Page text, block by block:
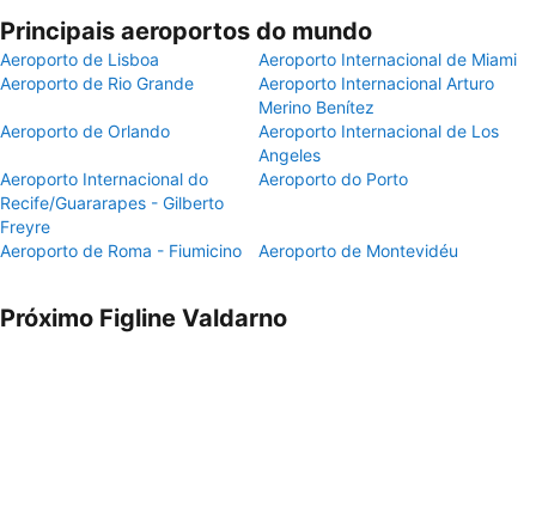
Principais aeroportos do mundo
Aeroporto de Lisboa
Aeroporto Internacional de Miami
Aeroporto de Rio Grande
Aeroporto Internacional Arturo
Merino Benítez
Aeroporto de Orlando
Aeroporto Internacional de Los
Angeles
Aeroporto Internacional do
Recife/Guararapes - Gilberto
Freyre
Aeroporto do Porto
Aeroporto de Roma - Fiumicino Aeroporto de Montevidéu
Próximo Figline Valdarno